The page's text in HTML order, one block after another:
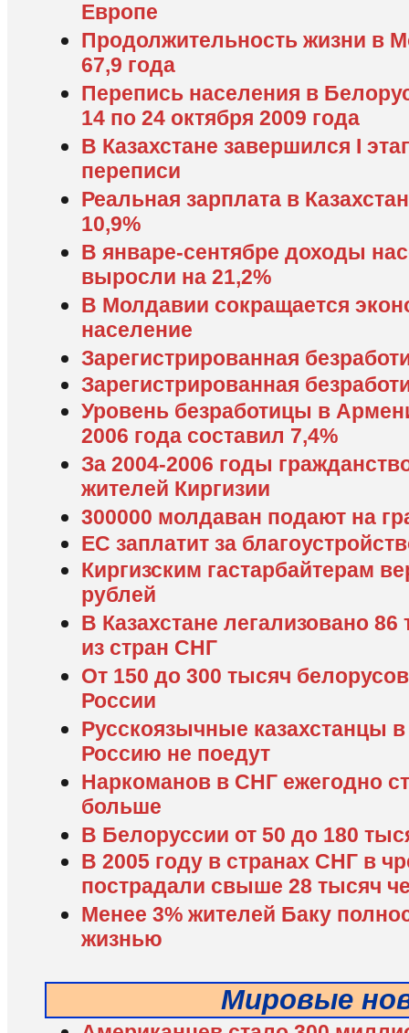
Европе
Продолжительность жизни в
67,9 года
Перепись населения в
14 по 24 октября 2009 года
В Казахстане завершился I
переписи
Реальная зарплата в
10,9%
В январе-сентябре доходы
выросли на 21,2%
В Молдавии сокращается
население
Зарегистрированная
Зарегистрированная
Уровень безработицы в
2006 года составил 7,4%
За 2004-2006 годы
жителей Киргизии
300000 молдаван подают на
ЕС заплатит за
Киргизским гастарбайтерам
рублей
В Казахстане легализовано 86
из стран СНГ
От 150 до 300 тысяч
России
Русскоязычные казахстанцы
Россию не поедут
Наркоманов в СНГ ежегодно
больше
В Белоруссии от 50 до 180
В 2005 году в странах СНГ в
пострадали свыше 28 тысяч
Менее 3% жителей Баку
жизнью
Мировые